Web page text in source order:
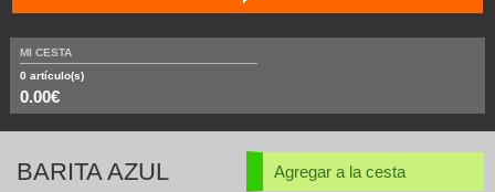
MI CESTA
0 artículo(s)
0.00€
BARITA AZUL Agregar a la cesta